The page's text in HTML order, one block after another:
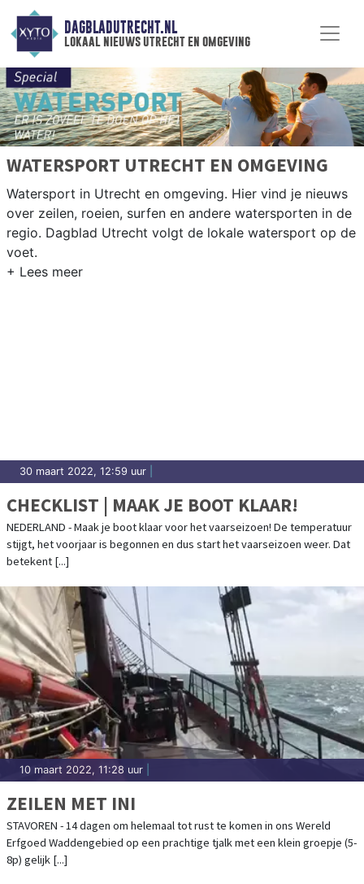
DAGBLADUTRECHT.NL
lokaal nieuws utrecht en omgeving
WATERSPORT UTRECHT EN OMGEVING
Watersport in Utrecht en omgeving. Hier vind je nieuws
over zeilen, roeien, surfen en andere watersporten in de
regio. Dagblad Utrecht volgt de lokale watersport op de
voet.
30 maart 2022, 12:59 uur
CHECKLIST | MAAK JE BOOT KLAAR!
NEDERLAND - Maak je boot klaar voor het vaarseizoen! De temperatuur
stijgt, het voorjaar is begonnen en dus start het vaarseizoen weer. Dat
betekent [...]
10 maart 2022, 11:28 uur
ZEILEN MET INI
STAVOREN - 14 dagen om helemaal tot rust te komen in ons Wereld
Erfgoed Waddengebied op een prachtige tjalk met een klein groepje (5-
8p) gelijk [...]